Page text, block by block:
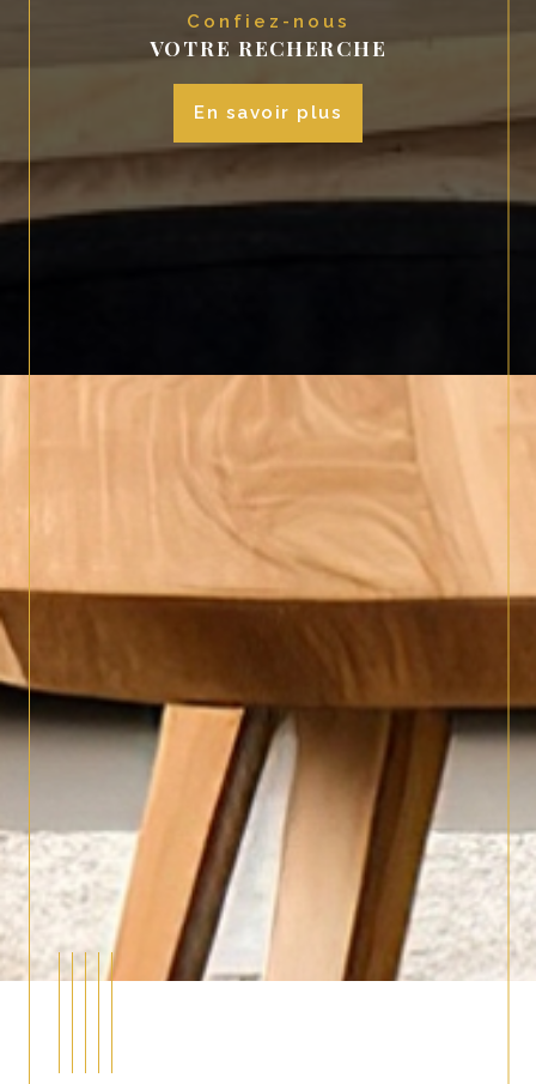
Confiez-nous
VOTRE RECHERCHE
en savoir plus